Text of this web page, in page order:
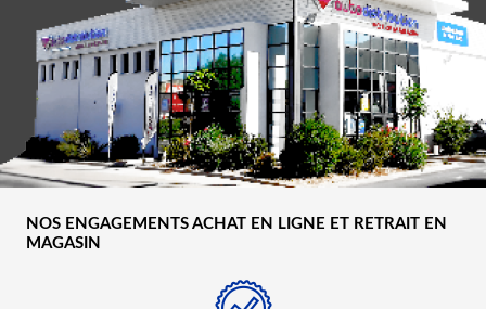
NOS ENGAGEMENTS ACHAT EN LIGNE ET RETRAIT EN
MAGASIN